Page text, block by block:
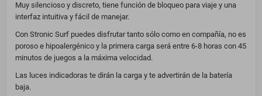
Muy silencioso y discreto, tiene función de bloqueo para viaje y una
interfaz intuitiva y fácil de manejar.
Con Stronic Surf puedes disfrutar tanto sólo como en compañía, no es
poroso e hipoalergénico y la primera carga será entre 6-8 horas con 45
minutos de juegos a la máxima velocidad.
Las luces indicadoras te dirán la carga y te advertirán de la batería
baja.